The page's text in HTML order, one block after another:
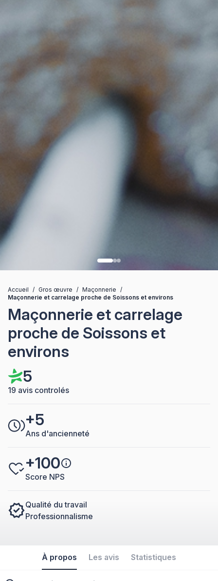
Accueil / Gros œuvre / Maçonnerie
/
Maçonnerie et carrelage proche de Soissons et environs
Maçonnerie et carrelage
proche de Soissons et
environs
5
19 avis controlés
+5
Ans d'ancienneté
+100
Score NPS
Qualité du travail
Professionnalisme
À propos Les avis Statistiques